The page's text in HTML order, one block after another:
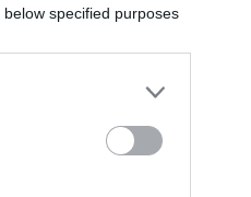
specified purposes
gyökerei szilárdan
előtt. Az interjú során
az év legszebb
évben erre az